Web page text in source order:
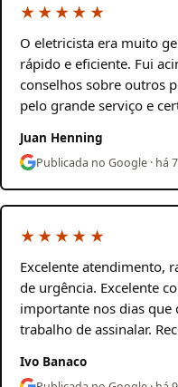
★★★★★
O eletricista era muito
rápido e eficiente. Fui
conselhos sobre outros
pelo grande serviço e
Juan Henning
Publicada no Google · há
★★★★★
Excelente atendimento,
de urgência. Excelente
importante nos dias que
trabalho de assinalar.
Ivo Banaco